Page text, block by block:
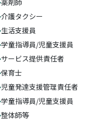
薬剤師
介護タクシー
生活支援員
学童指導員/児童支援員
サービス提供責任者
保育士
児童発達支援管理責任者
学童指導員/児童支援員
整体師等